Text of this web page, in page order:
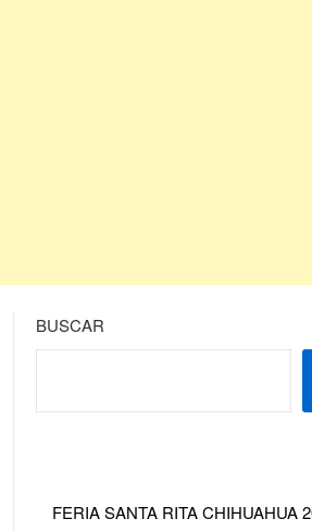
BUSCAR
FERIA SANTA RITA CHIHUAHUA